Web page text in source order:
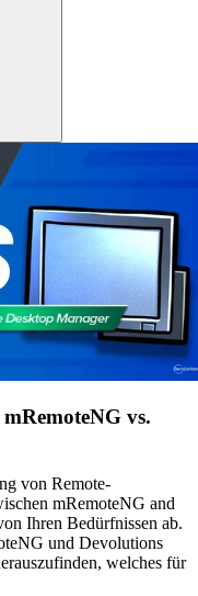
vs.
von Remote-
mRemoteNG and
Ihren Bedürfnissen ab.
und Devolutions
welches für